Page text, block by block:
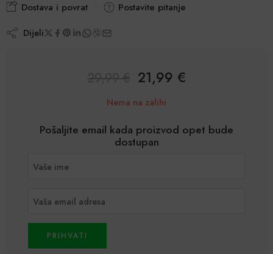
Dostava i povrat Postavite pitanje
Dijeli
21,99 €
Nema na zalihi
Pošaljite email kada proizvod opet bude
dostupan
PRIHVATI